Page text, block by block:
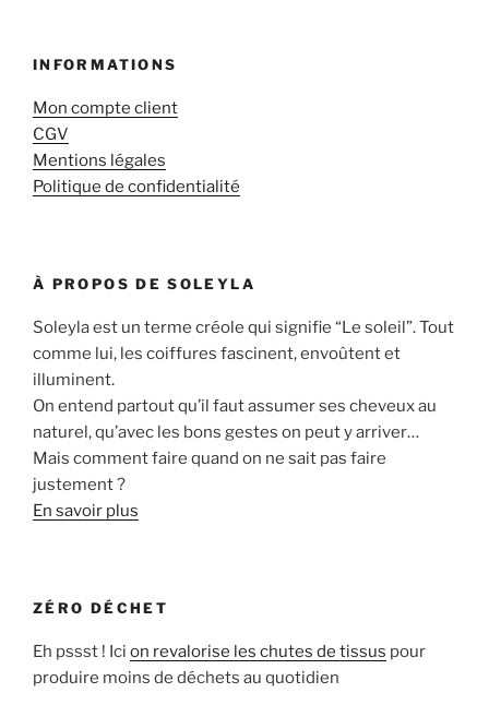
INFORMATIONS
Mon compte client
CGV
Mentions légales
Politique de confidentialité
À PROPOS DE SOLEYLA
Soleyla est un terme créole qui signifie “Le soleil”. Tout
comme lui, les coiffures fascinent, envoûtent et
illuminent.
On entend partout qu’il faut assumer ses cheveux au
naturel, qu’avec les bons gestes on peut y arriver…
Mais comment faire quand on ne sait pas faire
justement ?
En savoir plus
ZÉRO DÉCHET
Eh pssst ! Ici on revalorise les chutes de tissus pour
produire moins de déchets au quotidien